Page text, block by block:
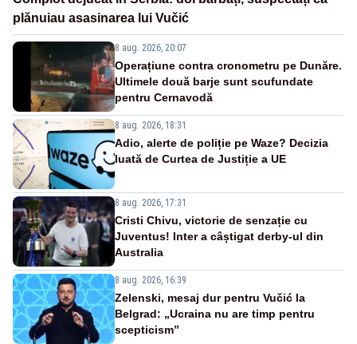
plănuiau asasinarea lui Vučić
8 aug. 2026, 20:07
Operațiune contra cronometru pe Dunăre.
Ultimele două barje sunt scufundate
pentru Cernavodă
8 aug. 2026, 18:31
Adio, alerte de poliție pe Waze? Decizia
luată de Curtea de Justiție a UE
8 aug. 2026, 17:31
Cristi Chivu, victorie de senzație cu
Juventus! Inter a câștigat derby-ul din
Australia
8 aug. 2026, 16:39
Zelenski, mesaj dur pentru Vučić la
Belgrad: „Ucraina nu are timp pentru
scepticism”